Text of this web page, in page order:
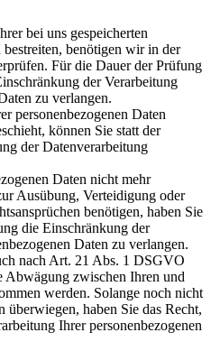
bei uns gespeicherten
bestreiten, benötigen wir in der
Für die Dauer der Prüfung
der Verarbeitung
zu verlangen.
personenbezogenen Daten
können Sie statt der
der Datenverarbeitung
Daten nicht mehr
Ausübung, Verteidigung oder
benötigen, haben Sie
die Einschränkung der
Daten zu verlangen.
nach Art. 21 Abs. 1 DSGVO
Abwägung zwischen Ihren und
werden. Solange noch nicht
überwiegen, haben Sie das Recht,
Ihrer personenbezogenen